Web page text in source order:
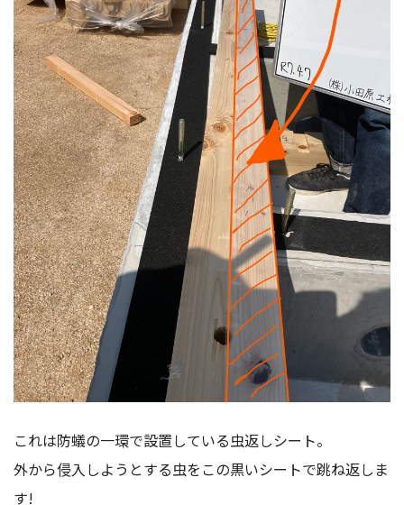
これは防蟻の一環で設置している虫返しシート。
外から侵入しようとする虫をこの黒いシートで跳ね返しま
す!